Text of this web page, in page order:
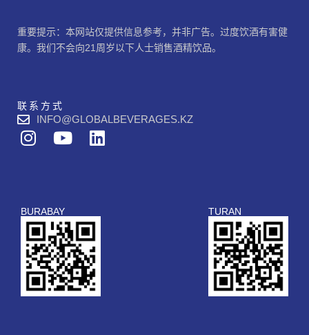
重要提示：本网站仅提供信息参考，并非广告。过度饮酒有害健
康。我们不会向21周岁以下人士销售酒精饮品。
联系方式
INFO@GLOBALBEVERAGES.KZ
I
n
a
g
r
a
m
Y
u
b
e
L
i
d
BURABAY TURAN